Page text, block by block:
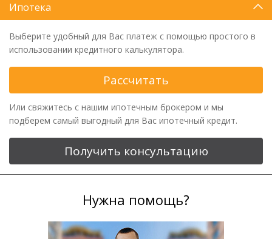
Ипотека
Выберите удобный для Вас платеж с помощью простого в
использовании кредитного калькулятора.
Рассчитать
Или свяжитесь с нашим ипотечным брокером и мы
подберем самый выгодный для Вас ипотечный кредит.
Получить консультацию
Нужна помощь?